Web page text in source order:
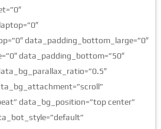
data_padding_bottom_large=”0″
data_padding_bottom=”50″
data_bg_position=”top center”